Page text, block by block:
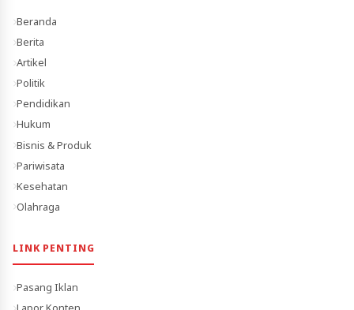
Beranda
Berita
Artikel
Politik
Pendidikan
Hukum
Bisnis & Produk
Pariwisata
Kesehatan
Olahraga
LINK PENTING
Pasang Iklan